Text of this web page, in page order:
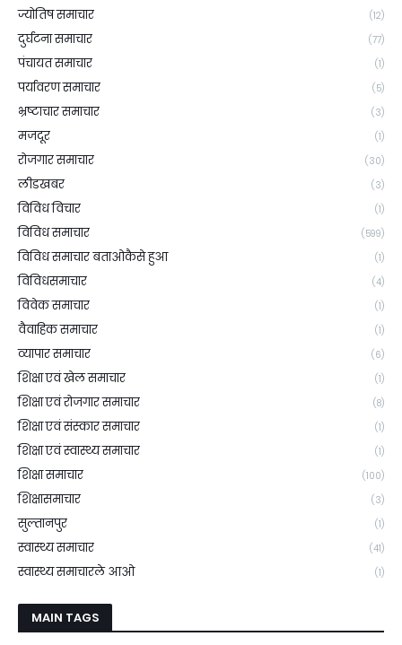
ज्योतिष समाचार (12)
दुर्घटना समाचार (77)
पंचायत समाचार (1)
पर्यावरण समाचार (5)
भ्रष्टाचार समाचार (3)
मजदूर (1)
रोजगार समाचार (30)
लीडखबर (3)
विविध विचार (1)
विविध समाचार (599)
विविध समाचार बताओकैसे हुआ (1)
विविधसमाचार (4)
विवेक समाचार (1)
वैवाहिक समाचार (1)
व्यापार समाचार (6)
शिक्षा एवं खेल समाचार (1)
शिक्षा एवं रोजगार समाचार (8)
शिक्षा एवं संस्कार समाचार (1)
शिक्षा एवं स्वास्थ्य समाचार (1)
शिक्षा समाचार (100)
शिक्षासमाचार (3)
सुल्तानपुर (1)
स्वास्थ्य समाचार (41)
स्वास्थ्य समाचारले आओ (1)
MAIN TAGS